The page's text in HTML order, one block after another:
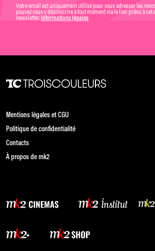
Votre email est uniquement utilisé pour vous adresser les
pouvez vous y désinscrire à tout moment via le lien prévu à cet
newsletter. Informations légales
Mentions légales et CGU
Politique de confidentialité
Contacts
À propos de mk2